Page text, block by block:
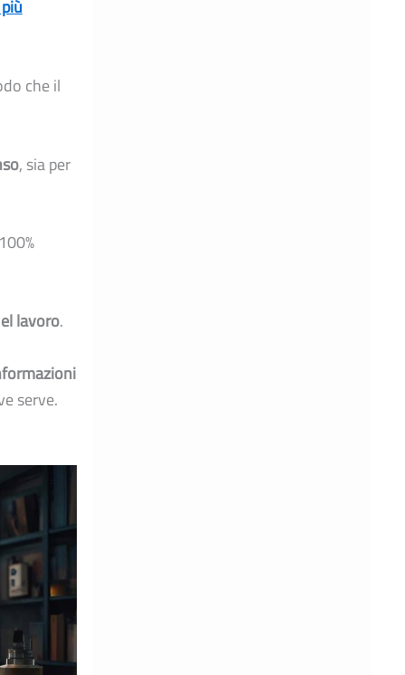
che il
, sia per
lavoro.
serve.